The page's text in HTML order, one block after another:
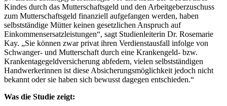
Kindes durch das Mutterschaftsgeld und den Arbeitgeberzuschuss
zum Mutterschaftsgeld finanziell aufgefangen werden, haben
selbstständige Mütter keinen gesetzlichen Anspruch auf
Einkommensersatzleistungen“, sagt Studienleiterin Dr. Rosemarie
Kay. „Sie können zwar privat ihren Verdienstausfall infolge von
Schwanger- und Mutterschaft durch eine Krankengeld- bzw.
Krankentagegeldversicherung abfedern, vielen selbstständigen
Handwerkerinnen ist diese Absicherungsmöglichkeit jedoch nicht
bekannt oder sie haben sich bewusst dagegen entschieden.“
Was die Studie zeigt: